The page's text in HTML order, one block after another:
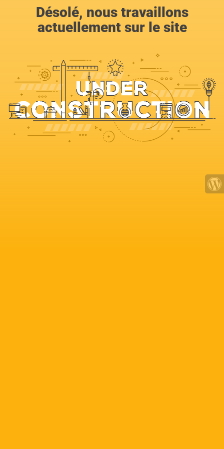
Désolé, nous travaillons
actuellement sur le site